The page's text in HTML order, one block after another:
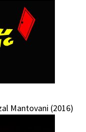
Mantovani (2016)